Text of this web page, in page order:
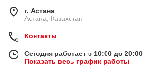
г. Астана
Астана, Казахстан
Контакты
Сегодня работает с 10:00 до 20:00
Показать весь график работы